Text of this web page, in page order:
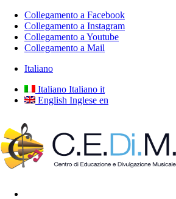
Collegamento a Facebook
Collegamento a Instagram
Collegamento a Youtube
Collegamento a Mail
Italiano
Italiano Italiano it
English Inglese en